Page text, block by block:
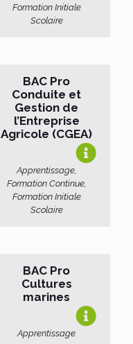
Formation Initiale
Scolaire
BAC Pro
Conduite et
Gestion de
l’Entreprise
Agricole (CGEA)
Apprentissage,
Formation Continue,
Formation Initiale
Scolaire
BAC Pro
Cultures
marines
Apprentissage